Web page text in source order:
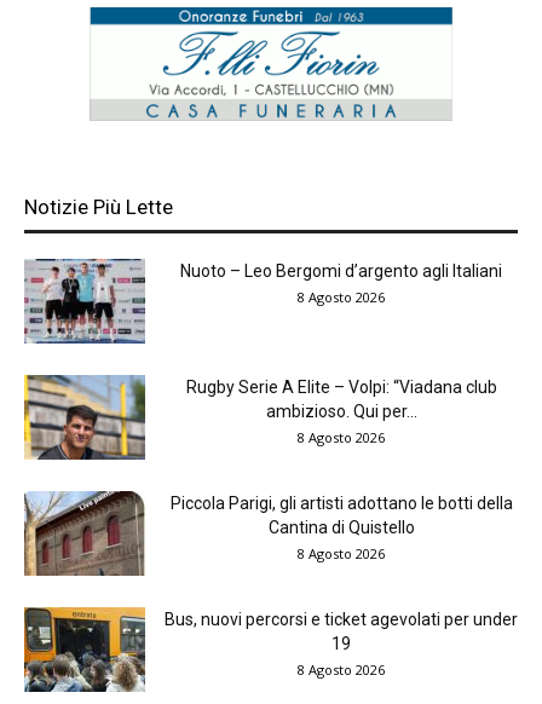
Notizie Più Lette
Nuoto – Leo Bergomi d’argento agli Italiani
8 Agosto 2026
Rugby Serie A Elite – Volpi: “Viadana club
ambizioso. Qui per...
8 Agosto 2026
Piccola Parigi, gli artisti adottano le botti della
Cantina di Quistello
8 Agosto 2026
Bus, nuovi percorsi e ticket agevolati per under
19
8 Agosto 2026